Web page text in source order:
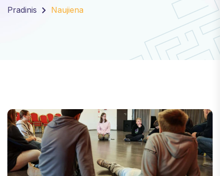
Pradinis Naujiena